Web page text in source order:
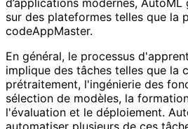
sur des plateformes telles que la
codeAppMaster.
En général, le processus
implique des tâches telles que la
prétraitement, l'ingénierie des
sélection de modèles, la
l'évaluation et le déploiement.
automatiser plusieurs de ces